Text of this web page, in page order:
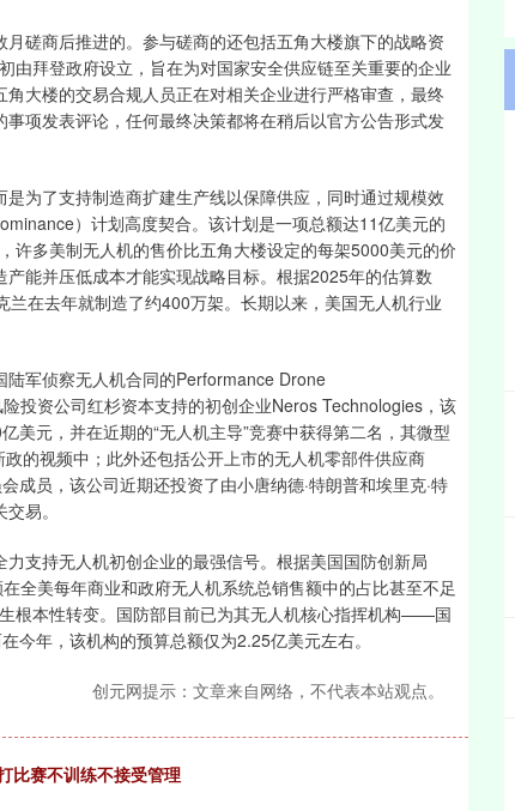
磋商后推进的。参与磋商的还包括五角大楼旗下的战略资
由拜登政府设立，旨在为对国家安全供应链至关重要的企业
大楼的交易合规人员正在对相关企业进行严格审查，最终
项发表评论，任何最终决策都将在稍后以官方公告形式发
为了支持制造商扩建生产线以保障供应，同时通过规模效
）计划高度契合。该计划是一项总额达11亿美元的
许多美制无人机的售价比五角大楼设定的每架5000美元的价
能并压低成本才能实现战略目标。根据2025年的估算数
在去年就制造了约400万架。长期以来，美国无人机行业
军侦察无人机合同的Performance Drone
投资公司红杉资本支持的初创企业Neros Technologies，该
美元，并在近期的“无人机主导”竞赛中获得第二名，其微型
的视频中；此外还包括公开上市的无人机零部件供应商
成员，该公司近期还投资了由小唐纳德·特朗普和埃里克·特
易。
支持无人机初创企业的最强信号。根据美国国防创新局
全美每年商业和政府无人机系统总销售额中的占比甚至不足
根本性转变。国防部目前已为其无人机核心指挥机构——国
年，该机构的预算总额仅为2.25亿美元左右。
创元网提示：文章来自网络，不代表本站观点。
比赛不训练不接受管理